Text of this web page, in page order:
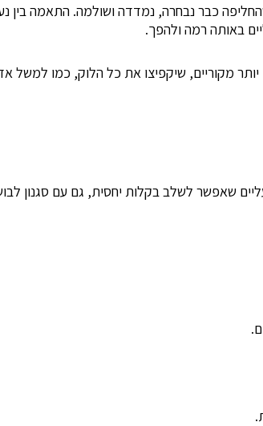
כבר נבחרה, נמדדה ושולמה. התאמה בין
באותה רמה ולהפך.
מקוריים, שיקפיצו את כל הלוק, כמו למשל
שאפשר לשלב בקלות יחסית, גם עם סגנון